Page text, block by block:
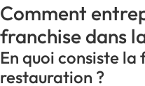
Comment
franchise dans
En quoi consiste la
restauration ?